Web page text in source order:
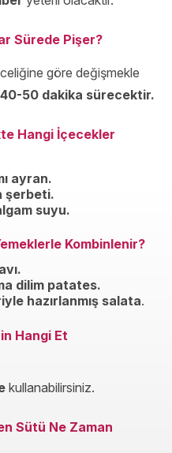
Sürede Pişer?
göre değişmekle
50 dakika sürecektir.
Hangi İçecekler
ayran.
şerbeti.
suyu.
Kombinlenir?
dilim patates.
hazırlanmış salata.
Hangi Et
kullanabilirsiniz.
Sütü Ne Zaman